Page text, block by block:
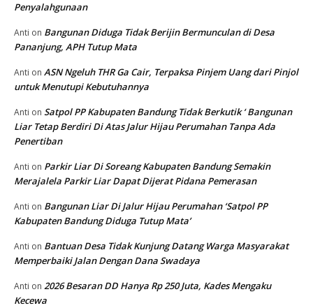
Penyalahgunaan
Anti on Bangunan Diduga Tidak Berijin Bermunculan di Desa
Pananjung, APH Tutup Mata
Anti on ASN Ngeluh THR Ga Cair, Terpaksa Pinjem Uang dari Pinjol
untuk Menutupi Kebutuhannya
Anti on Satpol PP Kabupaten Bandung Tidak Berkutik ‘ Bangunan
Liar Tetap Berdiri Di Atas Jalur Hijau Perumahan Tanpa Ada
Penertiban
Anti on Parkir Liar Di Soreang Kabupaten Bandung Semakin
Merajalela Parkir Liar Dapat Dijerat Pidana Pemerasan
Anti on Bangunan Liar Di Jalur Hijau Perumahan ‘Satpol PP
Kabupaten Bandung Diduga Tutup Mata’
Anti on Bantuan Desa Tidak Kunjung Datang Warga Masyarakat
Memperbaiki Jalan Dengan Dana Swadaya
Anti on 2026 Besaran DD Hanya Rp 250 Juta, Kades Mengaku
Kecewa